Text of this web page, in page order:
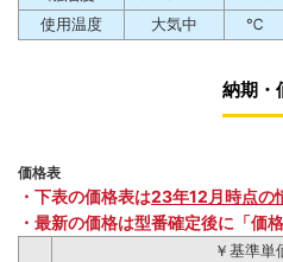
使用温度
大気中 ℃
納期・
価格表
・下表の価格表は23年12月時点の
・最新の価格は型番確定後に「価
￥基準単